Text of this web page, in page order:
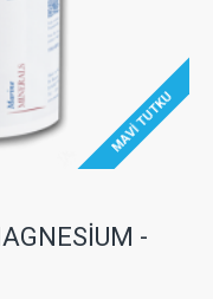
MAVI TUTKU
-